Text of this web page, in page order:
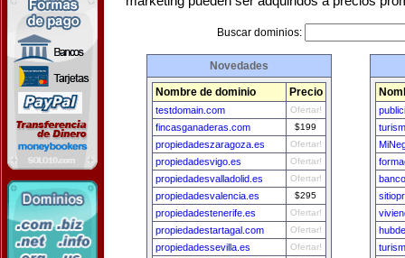
Buscar dominios:
Novedades
Nombre de dominio Precio
testdomain.com Ofertar!
fincasganaderas.com $199
propiedadeszaragoza.es Ofertar!
propiedadesvigo.es Ofertar!
propiedadesvalladolid.es Ofertar!
propiedadesvalencia.es $295
propiedadestenerife.es Ofertar!
propiedadestartagal.com Ofertar!
propiedadessevilla.es Ofertar!